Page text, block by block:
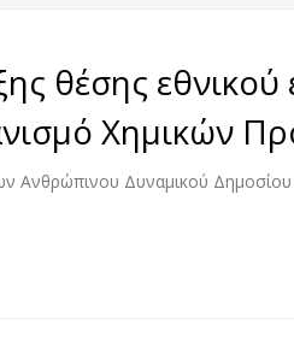
θέσης
Χημικών
Ανθρώπινου Δυναμικού